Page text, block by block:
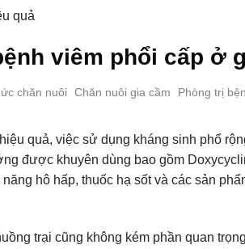
quả
viêm phổi cấp ở
chăn nuôi Chăn nuôi gia cầm Phòng trị
quả, việc sử dụng kháng sinh phổ
được khuyên dùng bao gồm
hô hấp, thuốc hạ sốt và các sản
trại cũng không kém phần quan